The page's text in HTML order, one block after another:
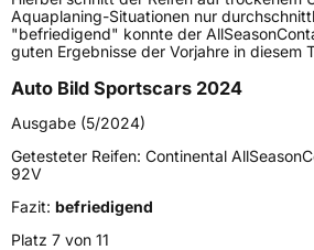
Gewicht (in kg)9,51 kg
Generelle Merkmale
FahrzeugtypPKW
VerwendungGanzjahresreifen
ModellnameAllSeasonContact
FahrzeugartPKW & SUV
Aquaplaning-Situationen nur
"befriedigend" konnte der
guten Ergebnisse der Vorjahre in diesem
Auto Bild Sportscars 2024
Ausgabe (5/2024)
Getesteter Reifen: Continental
92V
Fazit: befriedigend
Platz 7 von 11